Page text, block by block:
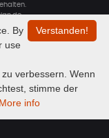
Verstanden!
By
use
verbessern. Wenn
stimme der
More info